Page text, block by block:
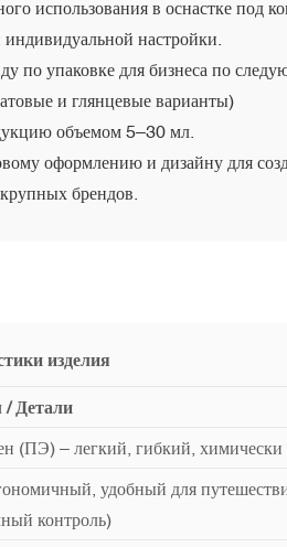
использования в оснастке под
настройки.
по упаковке для бизнеса по
и глянцевые варианты)
объемом 5–30 мл.
оформлению и дизайну для
брендов.
изделия
Детали
(ПЭ) – легкий, гибкий, химически
удобный для
контроль)